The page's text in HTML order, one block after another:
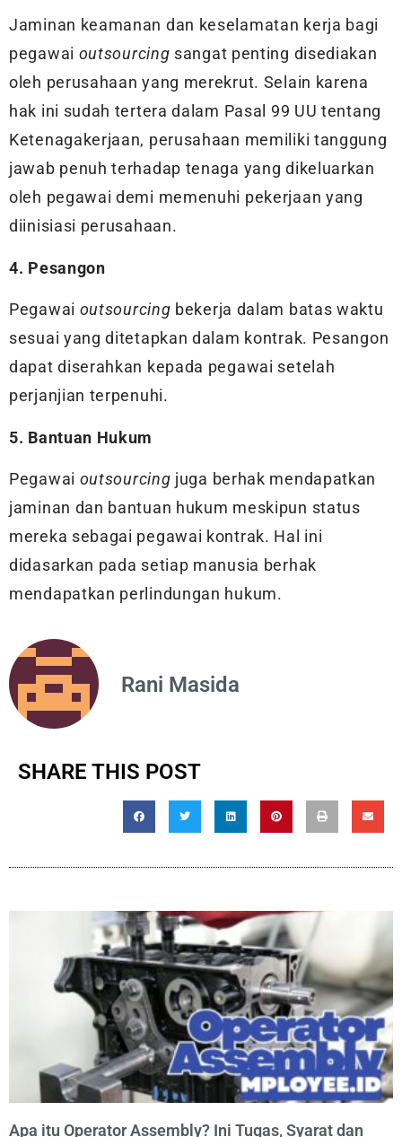
Jaminan keamanan dan keselamatan kerja bagi
pegawai outsourcing sangat penting disediakan
oleh perusahaan yang merekrut. Selain karena
hak ini sudah tertera dalam Pasal 99 UU tentang
Ketenagakerjaan, perusahaan memiliki tanggung
jawab penuh terhadap tenaga yang dikeluarkan
oleh pegawai demi memenuhi pekerjaan yang
diinisiasi perusahaan.
4. Pesangon
Pegawai outsourcing bekerja dalam batas waktu
sesuai yang ditetapkan dalam kontrak. Pesangon
dapat diserahkan kepada pegawai setelah
perjanjian terpenuhi.
5. Bantuan Hukum
Pegawai outsourcing juga berhak mendapatkan
jaminan dan bantuan hukum meskipun status
mereka sebagai pegawai kontrak. Hal ini
didasarkan pada setiap manusia berhak
mendapatkan perlindungan hukum.
Rani Masida
SHARE THIS POST
Apa itu Operator Assembly? Ini Tugas, Syarat dan